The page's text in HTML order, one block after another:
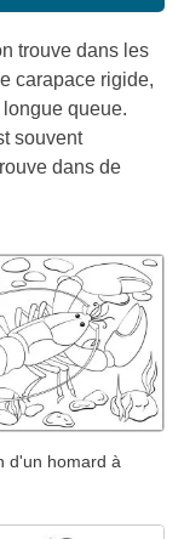
trouve dans les
carapace rigide,
queue.
souvent
dans de
d'un homard à